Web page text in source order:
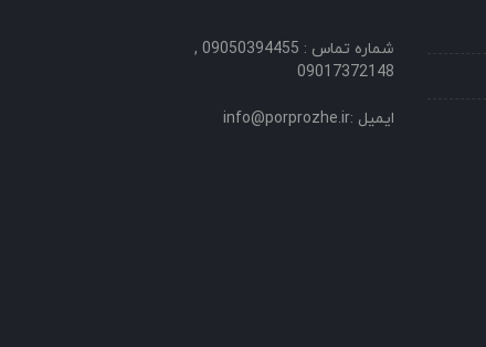
شماره تماس : 09050394455 ,
09017372148
ایمیل :info@porprozhe.ir